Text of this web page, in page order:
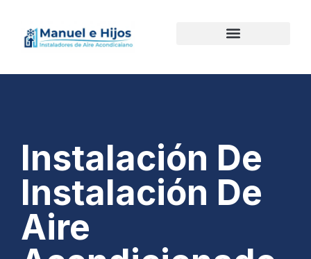
Instalación De
Instalación De
Aire